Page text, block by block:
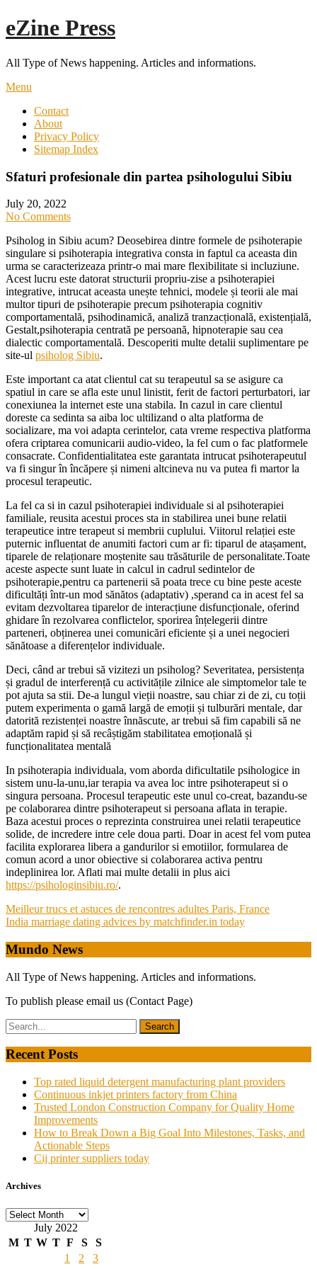
Skip
to
eZine Press
All Type of News happening. Articles and informations.
Menu
Contact
About
Privacy Policy
Sitemap Index
Sfaturi profesionale din partea psihologului Sibiu
July 20, 2022
No Comments
Psiholog in Sibiu acum? Deosebirea dintre formele de psihoterapie
singulare si psihoterapia integrativa consta in faptul ca aceasta din
urma se caracterizeaza printr-o mai mare flexibilitate si incluziune.
Acest lucru este datorat structurii propriu-zise a psihoterapiei
integrative, intrucat aceasta unește tehnici, modele și teorii ale mai
multor tipuri de psihoterapie precum psihoterapia cognitiv
comportamentală, psihodinamică, analiză tranzacțională, existențială,
Gestalt,psihoterapia centrată pe persoană, hipnoterapie sau cea
dialectic comportamentală. Descoperiti multe detalii suplimentare pe
site-ul psiholog Sibiu.
Este important ca atat clientul cat su terapeutul sa se asigure ca
spatiul in care se afla este unul linistit, ferit de factori perturbatori, iar
conexiunea la internet este una stabila. In cazul in care clientul
doreste ca sedinta sa aiba loc ultilizand o alta platforma de
socializare, ma voi adapta cerintelor, cata vreme respectiva platforma
ofera criptarea comunicarii audio-video, la fel cum o fac platformele
consacrate. Confidentialitatea este garantata intrucat psihoterapeutul
va fi singur în încăpere și nimeni altcineva nu va putea fi martor la
procesul terapeutic.
La fel ca si in cazul psihoterapiei individuale si al psihoterapiei
familiale, reusita acestui proces sta in stabilirea unei bune relatii
terapeutice intre terapeut si membrii cuplului. Viitorul relației este
puternic influentat de anumiti factori cum ar fi: tiparul de atașament,
tiparele de relaționare moștenite sau trăsăturile de personalitate.Toate
aceste aspecte sunt luate in calcul in cadrul sedintelor de
psihoterapie,pentru ca partenerii să poata trece cu bine peste aceste
dificultăți într-un mod sănătos (adaptativ) ,sperand ca in acest fel sa
evitam dezvoltarea tiparelor de interacțiune disfuncționale, oferind
ghidare în rezolvarea conflictelor, sporirea înțelegerii dintre
parteneri, obținerea unei comunicări eficiente și a unei negocieri
sănătoase a diferențelor individuale.
Deci, când ar trebui să vizitezi un psiholog? Severitatea, persistența
și gradul de interferență cu activitățile zilnice ale simptomelor tale te
pot ajuta sa stii. De-a lungul vieții noastre, sau chiar zi de zi, cu toții
putem experimenta o gamă largă de emoții și tulburări mentale, dar
datorită rezistenței noastre înnăscute, ar trebui să fim capabili să ne
adaptăm rapid și să recâștigăm stabilitatea emoțională și
funcționalitatea mentală
In psihoterapia individuala, vom aborda dificultatile psihologice in
sistem unu-la-unu,iar terapia va avea loc intre psihoterapeut si o
singura persoana. Procesul terapeutic este unul co-creat, bazandu-se
pe colaborarea dintre psihoterapeut si persoana aflata in terapie.
Baza acestui proces o reprezinta construirea unei relatii terapeutice
solide, de incredere intre cele doua parti. Doar in acest fel vom putea
facilita explorarea libera a gandurilor si emotiilor, formularea de
comun acord a unor obiective si colaborarea activa pentru
indeplinirea lor. Aflati mai multe detalii in plus aici
https://psihologinsibiu.ro/.
Post
navigation
Meilleur trucs et astuces de rencontres adultes Paris, France
India marriage dating advices by matchfinder.in today
Mundo News
All Type of News happening. Articles and informations.
To publish please email us (Contact Page)
Recent Posts
Top rated liquid detergent manufacturing plant providers
Continuous inkjet printers factory from China
Trusted London Construction Company for Quality Home
Improvements
How to Break Down a Big Goal Into Milestones, Tasks, and
Actionable Steps
Cij printer suppliers today
Archives
Archives
July 2022
M T W T F S
S
1
2
3